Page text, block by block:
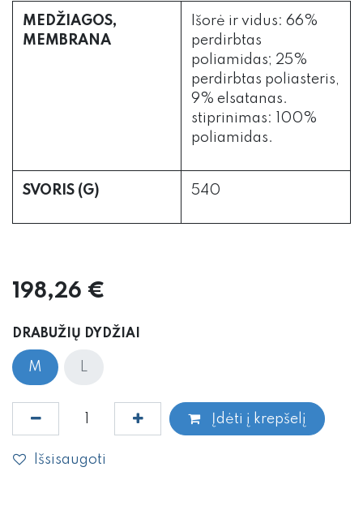
MEDŽIAGOS,
MEMBRANA
Išorė ir vidus: 66%
perdirbtas
poliamidas; 25%
perdirbtas poliasteris,
9% elsatanas.
stiprinimas: 100%
poliamidas.
SVORIS (G) 540
198,26 €
DRABUŽIŲ DYDŽIAI
M L
Įdėti į krepšelį
Išsisaugoti